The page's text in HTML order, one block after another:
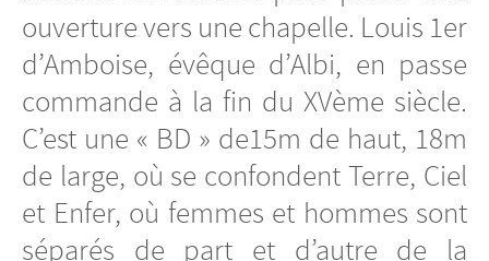
ouverture vers une chapelle. Louis 1er
d’Amboise, évêque d’Albi, en passe
commande à la fin du XVème siècle.
C’est une « BD » de15m de haut, 18m
de large, où se confondent Terre, Ciel
et Enfer, où femmes et hommes sont
séparés de part et d’autre de la